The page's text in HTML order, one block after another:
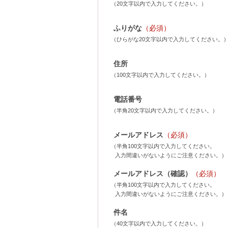
（20文字以内で入力してください。）
ふりがな （必須）
（ひらがな20文字以内で入力してください。
住所
（100文字以内で入力してください。）
電話番号
（半角20文字以内で入力してください。）
メールアドレス （必須）
（半角100文字以内で入力してください。
入力間違いがないようにご注意ください。）
メールアドレス（確認） （必須）
（半角100文字以内で入力してください。
入力間違いがないようにご注意ください。）
件名
（40文字以内で入力してください。）